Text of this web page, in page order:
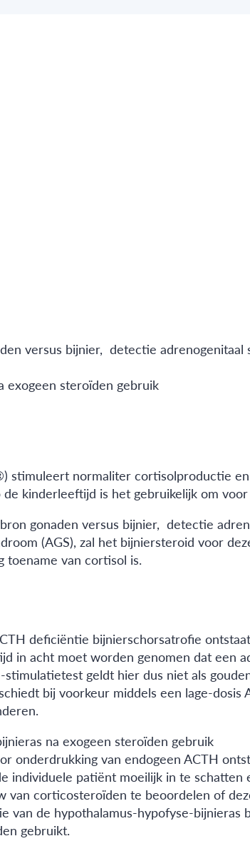
versus bijnier, detectie adrenogenitaal
exogeen steroïden gebruik
stimuleert normaliter cortisolproductie
kinderleeftijd is het gebruikelijk om
gonaden versus bijnier, detectie
(AGS), zal het bijniersteroid voor
toename van cortisol is.
deficiëntie bijnierschorsatrofie
in acht moet worden genomen dat een
geldt hier dus niet als
bij voorkeur middels een lage-
na exogeen steroïden gebruik
onderdrukking van endogeen ACTH
patiënt moeilijk in te
corticosteroïden te beoordelen of
de hypothalamus-hypofyse-
gebruikt.